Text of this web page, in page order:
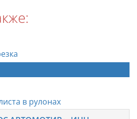
в рулонах